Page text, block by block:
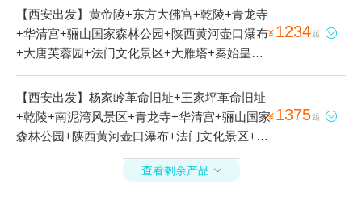
鼓楼广场+西安事变旧址五间厅+《12.12》西安
事变演出+永兴坊+《驼铃传奇》秀+西安博物院
+西安千古情+秦始皇兵马俑1号陪葬坑+陕西考
【西安出发】黄帝陵+东方大佛宫+乾陵+青龙寺
+华清宫+骊山国家森林公园+陕西黄河壶口瀑布
+大唐芙蓉园+法门文化景区+大雁塔+秦始皇帝
陵博物院(兵马俑)+大兴善寺+茂陵博物馆+西安
碑林博物馆+陕西历史博物馆+西安城墙+回民街
+大雁塔北广场+《长恨歌》演出+广仁寺+老西
安博物馆+小雁塔(荐福寺)+卧龙寺+大唐不夜城
址五间厅+《12.12》西安事变演出+《驼铃传
¥ 1234起 
【西安出发】杨家岭革命旧址+王家坪革命旧址
+乾陵+南泥湾风景区+青龙寺+华清宫+骊山国家
森林公园+陕西黄河壶口瀑布+法门文化景区+大
雁塔+秦始皇帝陵博物院(兵马俑)+枣园革命旧址
+华山+大兴善寺+茂陵博物馆+西安碑林博物馆
¥ 1375起 
查看剩余产品 